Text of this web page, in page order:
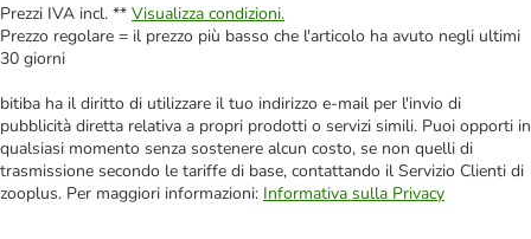
Prezzi IVA incl. ** Visualizza condizioni.
Prezzo regolare = il prezzo più basso che l'articolo ha avuto negli ultimi
30 giorni
bitiba ha il diritto di utilizzare il tuo indirizzo e-mail per l'invio di
pubblicità diretta relativa a propri prodotti o servizi simili. Puoi opporti in
qualsiasi momento senza sostenere alcun costo, se non quelli di
trasmissione secondo le tariffe di base, contattando il Servizio Clienti di
zooplus. Per maggiori informazioni: Informativa sulla Privacy